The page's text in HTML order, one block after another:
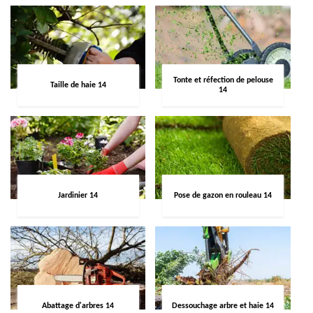
Taille de haie 14
Tonte et réfection de pelouse
14
Jardinier 14 Pose de gazon en rouleau 14
Abattage d'arbres 14 Dessouchage arbre et haie 14